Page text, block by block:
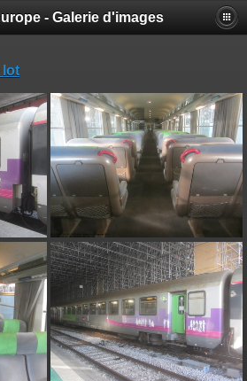
- Galerie d'images
lot